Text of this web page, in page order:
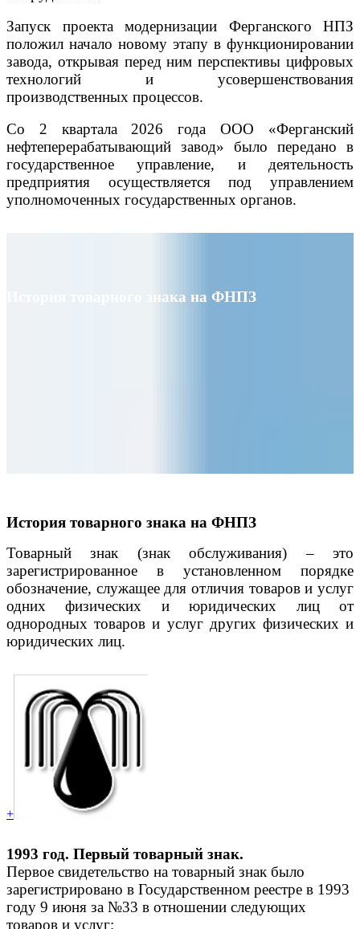
Запуск проекта модернизации Ферганского НПЗ
положил начало новому этапу в функционировании
завода, открывая перед ним перспективы цифровых
технологий и усовершенствования
производственных процессов.
Со 2 квартала 2026 года ООО «Ферганский
нефтеперерабатывающий завод» было передано в
государственное управление, и деятельность
предприятия осуществляется под управлением
уполномоченных государственных органов.
История товарного знака на ФНПЗ
История товарного знака на ФНПЗ
Товарный знак (знак обслуживания) – это
зарегистрированное в установленном порядке
обозначение, служащее для отличия товаров и услуг
одних физических и юридических лиц от
однородных товаров и услуг других физических и
юридических лиц.
+
1993 год. Первый товарный знак.
Первое свидетельство на товарный знак было
зарегистрировано в Государственном реестре в 1993
году 9 июня за №33 в отношении следующих
товаров и услуг: